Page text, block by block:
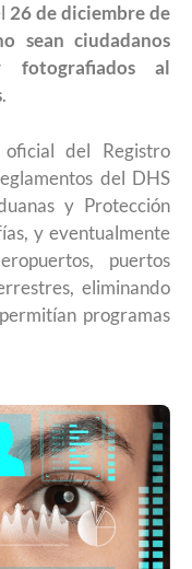
26 de diciembre de
sean ciudadanos
fotografiados al
.
del Registro
del DHS
y Protección
y eventualmente
puertos
eliminando
programas